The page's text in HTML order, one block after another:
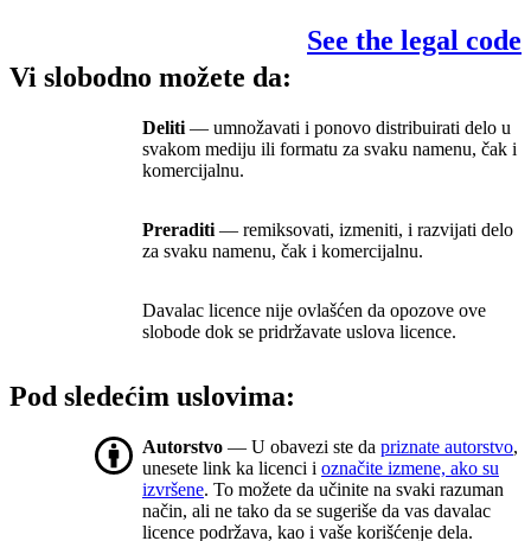
See the legal code
Vi slobodno možete da:
Deliti — umnožavati i ponovo distribuirati delo u
svakom mediju ili formatu za svaku namenu, čak i
komercijalnu.
Preraditi — remiksovati, izmeniti, i razvijati delo
za svaku namenu, čak i komercijalnu.
Davalac licence nije ovlašćen da opozove ove
slobode dok se pridržavate uslova licence.
Pod sledećim uslovima:
Autorstvo — U obavezi ste da priznate autorstvo,
unesete link ka licenci i označite izmene, ako su
izvršene. To možete da učinite na svaki razuman
način, ali ne tako da se sugeriše da vas davalac
licence podržava, kao i vaše korišćenje dela.